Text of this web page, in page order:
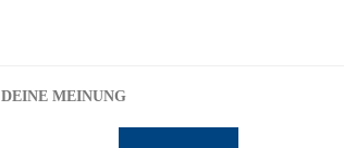
DEINE MEINUNG